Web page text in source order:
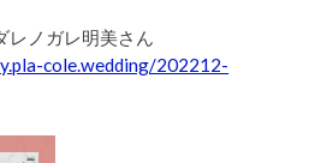
レノガレ明美さん
cole.wedding/202212-